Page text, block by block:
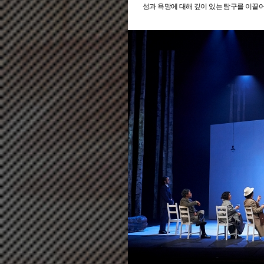
성과 욕망에 대해 깊이 있는 탐구를 이끌